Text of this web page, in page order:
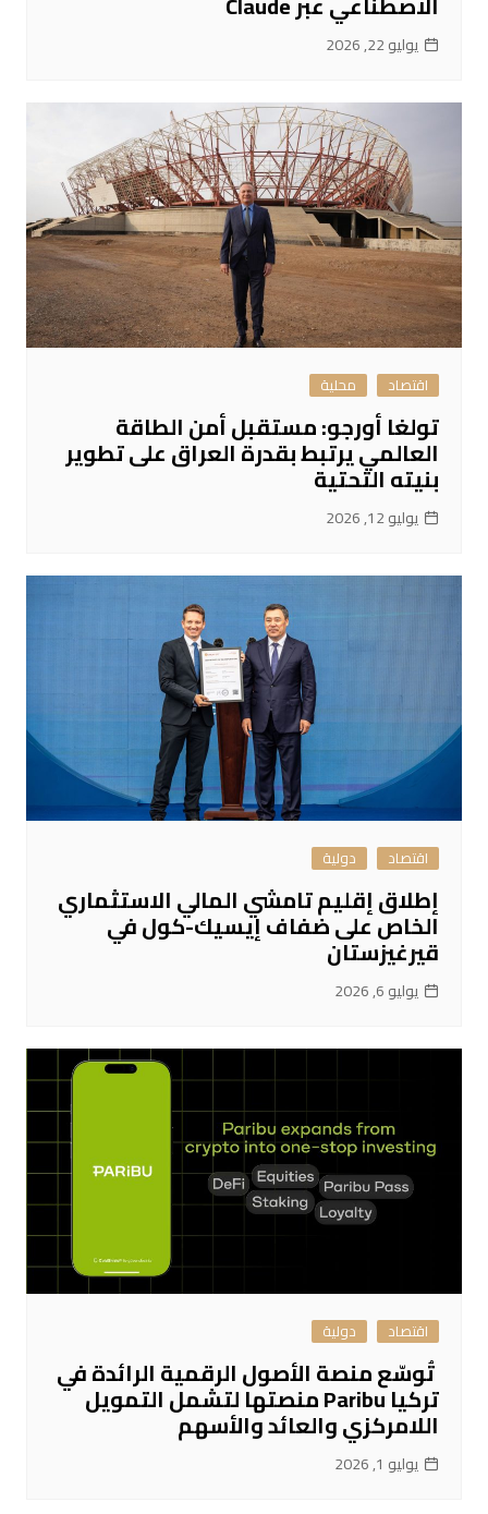
يوليو 22, 2026
اقتصاد محلية
تولغا أورجو: مستقبل أمن الطاقة
العالمي يرتبط بقدرة العراق على تطوير
بنيته التحتية
يوليو 12, 2026
اقتصاد دولية
إطلاق إقليم تامشي المالي الاستثماري
الخاص على ضفاف إيسيك-كول في
قيرغيزستان
يوليو 6, 2026
اقتصاد دولية
تُوسّع منصة الأصول الرقمية الرائدة في
تركيا Paribu منصتها لتشمل التمويل
اللامركزي والعائد والأسهم
يوليو 1, 2026